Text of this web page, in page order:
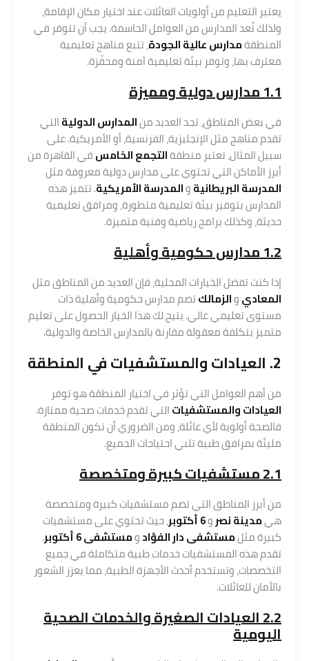
يعتبر التعليم من أولويات العائلات عند اختيار مكان الإقامة،
ولذلك تُعد المدارس من العوامل الحاسمة. يجب أن تتوفر في
المنطقةمدارس عالية الجودة، تتبع مناهج تعليمية
معترف بها، وتوفر بيئة تعليمية آمنة ومحفّزة.
1.1 مدارس دولية ومميزة
في بعض المناطق، تجد العديد منالمدارس الدوليةالتي
تقدم مناهج مثل الإنجليزية، الفرنسية، أو الأمريكية. على
سبيل المثال، تعتبر منطقةالتجمع الخامسفي القاهرة من
أبرز الأماكن التي تحتوي على مدارس دولية معروفة مثل
المدرسة البريطانيةوالمدرسة الأمريكية. تتميز هذه
المدارس بتوفير بيئة تعليمية متطورة، ومرافق تعليمية
حديثة، وكذلك برامج رياضية وفنية متميزة.
1.2 مدارس حكومية وأهلية
إذا كنت تفضل الخيارات المحلية، فإن العديد من المناطق مثل
المعاديوالزمالكتضم مدارس حكومية وأهلية ذات
مستوى تعليمي عالي. يتيح لك هذا الخيار الحصول على تعليم
متميز بتكلفة معقولة مقارنة بالمدارس الخاصة والدولية.
2. العيادات والمستشفيات في المنطقة
من أهم العوامل التي تؤثر في اختيار المنطقة هو توفر
العيادات والمستشفياتالتي تقدم خدمات صحية ممتازة.
فالصحة أولوية لأي عائلة، ومن الضروري أن تكون المنطقة
مليئة بمرافق طبية تلبي احتياجات الجميع.
2.1 مستشفيات كبيرة ومتخصصة
من أبرز المناطق التي تضم مستشفيات كبيرة ومتخصصة
هيمدينة نصرو6 أكتوبر
، حيث تحتوي على مستشفيات
كبيرة مثلمستشفى دار الفؤادومستشفى 6 أكتوبر
.
تقدم هذه المستشفيات خدمات طبية متكاملة في جميع
التخصصات، وتستخدم أحدث الأجهزة الطبية، مما يعزز الشعور
بالأمان للعائلات.
2.2 العيادات الصغيرة والخدمات الصحية
اليومية